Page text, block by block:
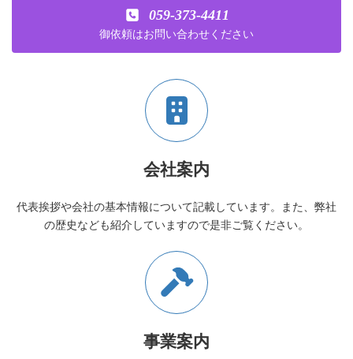
059-373-4411
御依頼はお問い合わせください
会社案内
代表挨拶や会社の基本情報について記載しています。また、弊社
の歴史なども紹介していますので是非ご覧ください。
事業案内